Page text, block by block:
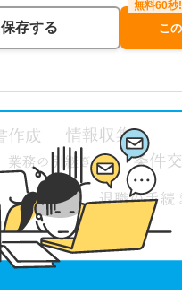
保存する こ